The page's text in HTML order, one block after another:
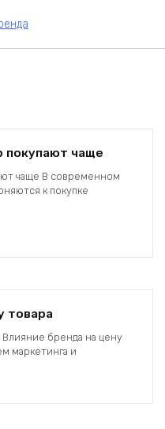
покупают чаще
чаще В современном
к покупке
товара
Влияние бренда на цену
маркетинга и